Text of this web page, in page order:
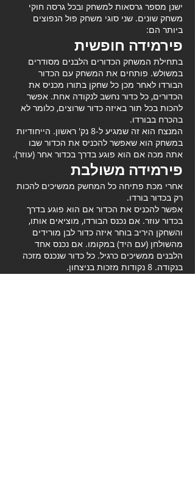
ישנן מספר גרסאות למשחק ובכל גרסה חוקי
משחק שונים. שני סוגי משחק פול הנפוצים
ביותר הם:
פירמידה חופשית
בתחילת המשחק הכדורים הלבנים מסודרים
במשולש. פותחים את המשחק עם הכדור
הבורדו לאחר מכן כל שחקן בתורו מכניס את
הכדורים, כל כדור נחשב לנקודה אחת. אפשר
להכות בכל תור באיזה כדור שרוצים, כלומר לא
בהכרח בבורדו.
המנצח הוא זה שמגיע ל-8 נק' ראשון. הייחודיות
במשחק הוא שאפשר להכניס את הכדור שבו
אתה מכה אם הוא פוגע בדרך בכדור אחר (עוזר).
פירמידה משולבת
אחרי מכת פתיחה כל המחשק ממשיכים להכות
רק בכדור בורדו.
אפשר להכניס את הכדור אם הוא פוגע בדרך
בכדור עוזר. אם נכנס הבורדו, מוציאים אותו,
והשחקן היריב בוחר איזה כדור לבן מורידים
מהשולחן (עם היד) במקומו. אם נכנס אחד
הלבנים ממשיכים כרגיל. כל כדור שנכנס מזכה
בנקודה. 8 נקודות מזכות בניצחון.